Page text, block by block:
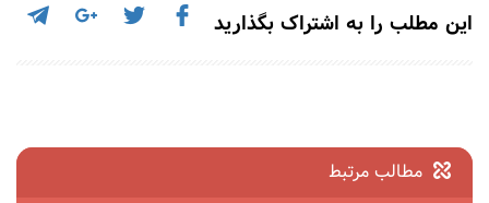
این مطلب را به اشتراک بگذارید
مطالب مرتبط